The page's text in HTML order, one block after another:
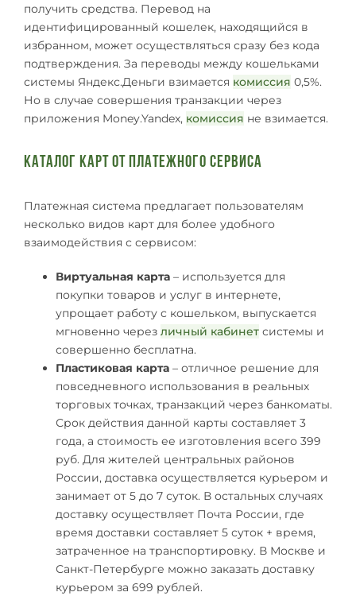
получить средства. Перевод на
идентифицированный кошелек, находящийся в
избранном, может осуществляться сразу без кода
подтверждения. За переводы между кошельками
системы Яндекс.Деньги взимается комиссия 0,5%.
Но в случае совершения транзакции через
приложения Money.Yandex, комиссия не взимается.
Каталог КАРТ от платежного сервиса
Платежная система предлагает пользователям
несколько видов карт для более удобного
взаимодействия с сервисом:
Виртуальная карта – используется для
покупки товаров и услуг в интернете,
упрощает работу с кошельком, выпускается
мгновенно через личный кабинет системы и
совершенно бесплатна.
Пластиковая карта – отличное решение для
повседневного использования в реальных
торговых точках, транзакций через банкоматы.
Срок действия данной карты составляет 3
года, а стоимость ее изготовления всего 399
руб. Для жителей центральных районов
России, доставка осуществляется курьером и
занимает от 5 до 7 суток. В остальных случаях
доставку осуществляет Почта России, где
время доставки составляет 5 суток + время,
затраченное на транспортировку. В Москве и
Санкт-Петербурге можно заказать доставку
курьером за 699 рублей.